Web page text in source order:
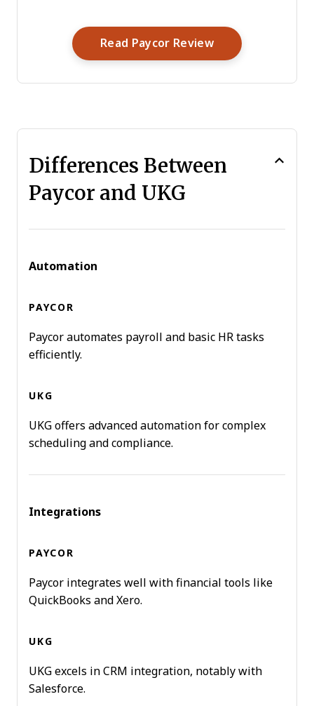
Read Paycor ReviewOpens New
Differences Between
Paycor and UKG
Automation
Paycor automates payroll and basic HR tasks
efficiently.
UKG offers advanced automation for complex
scheduling and compliance.
Integrations
Paycor integrates well with financial tools like
QuickBooks and Xero.
UKG excels in CRM integration, notably with
Salesforce.